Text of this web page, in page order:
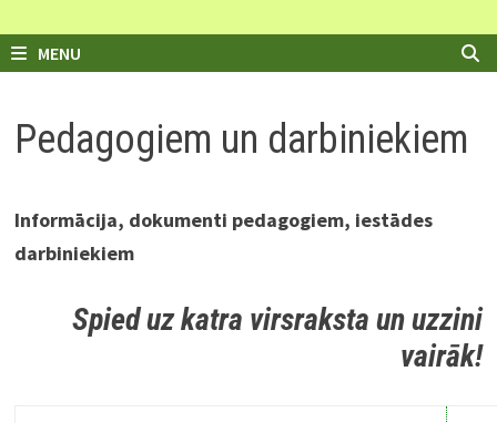
MENU
Pedagogiem un darbiniekiem
Informācija, dokumenti pedagogiem, iestādes
darbiniekiem
Spied uz katra virsraksta un uzzini
vairāk!